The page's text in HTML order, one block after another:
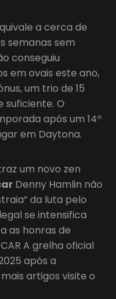
a cerca de
semanas sem
conseguiu
em ovais este ano,
um trio de 15
suficiente. O
após um 14º
em Daytona.
um novo zen
Denny Hamlin não
da luta pelo
se intensifica
as honras de
A grelha oficial
após a
artigos visite o